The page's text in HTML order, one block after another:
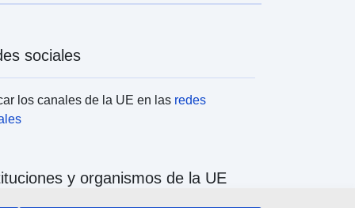
sociales
los canales de la UE en las redes
y organismos de la UE